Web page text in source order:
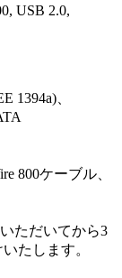
USB 2.0,
1394a)、
800ケーブル、
ただいてから3
たします。